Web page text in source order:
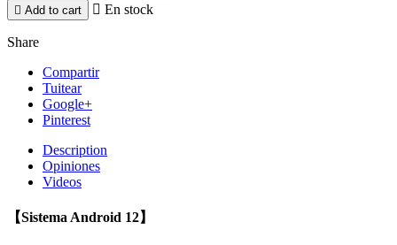
 Add to cart  En stock
Share
Compartir
Tuitear
Google+
Pinterest
Description
Opiniones
Videos
【Sistema Android 12】